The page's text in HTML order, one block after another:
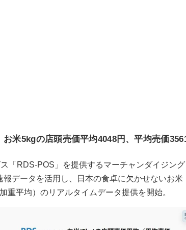
お米5kgの店頭売価平均4048円、平均売価
「RDS-POS」を提供するマーチャンダイジン
報データを活用し、日本の食卓に欠かせないお
重平均）のリアルタイムデータ提供を開始。